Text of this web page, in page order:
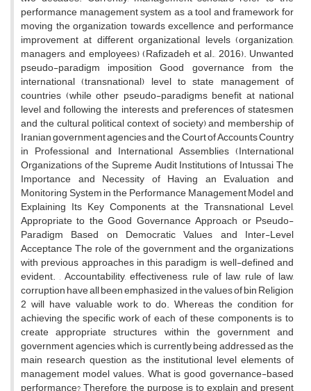
performance management system as a tool and framework for
moving the organization towards excellence and performance
improvement at different organizational levels (organization,
managers, and employees) (Rafizadeh et al., 2016). Unwanted
pseudo-paradigm imposition Good governance from the
international (transnational) level to state management of
countries (while other pseudo-paradigms benefit at national
level and following the interests and preferences of statesmen
and the cultural, political context of society) and membership of
Iranian government agencies and the Court of Accounts Country
in Professional and International Assemblies (International
Organizations of the Supreme Audit Institutions of Intussai The
Importance and Necessity of Having an Evaluation and
Monitoring System in the Performance Management Model and
Explaining Its Key Components at the Transnational Level,
Appropriate to the Good Governance Approach or Pseudo-
Paradigm Based on Democratic Values ​​and Inter-Level
Acceptance The role of the government and the organizations
with previous approaches in this paradigm is well-defined and
evident. , Accountability, effectiveness, rule of law, rule of law,
corruption have all been emphasized in the values ​​of bin Religion
2 will have valuable work to do. Whereas the condition for
achieving the specific work of each of these components is to
create appropriate structures within the government and
government agencies, which is currently being addressed as the
main research question as the institutional level elements of
management model values. What is good governance-based